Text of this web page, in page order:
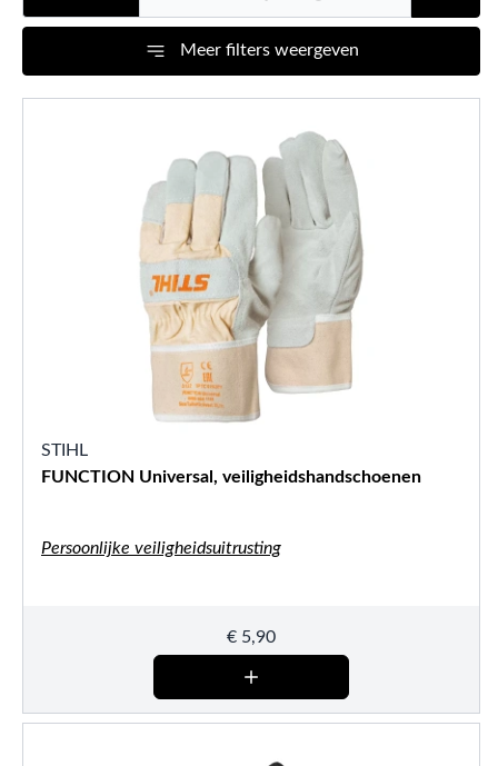
Meer filters weergeven
STIHL
FUNCTION Universal, veiligheidshandschoenen
Persoonlijke veiligheidsuitrusting
€ 5,90